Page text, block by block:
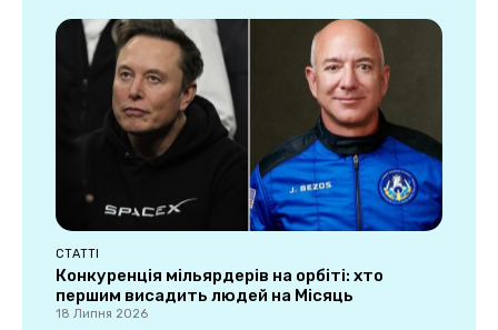
СТАТТІ
Конкуренція мільярдерів на орбіті: хто
першим висадить людей на Місяць
18 Липня 2026